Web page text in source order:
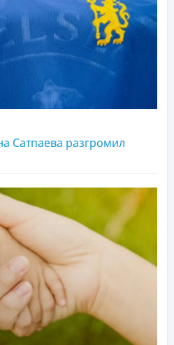
Сатпаева разгромил